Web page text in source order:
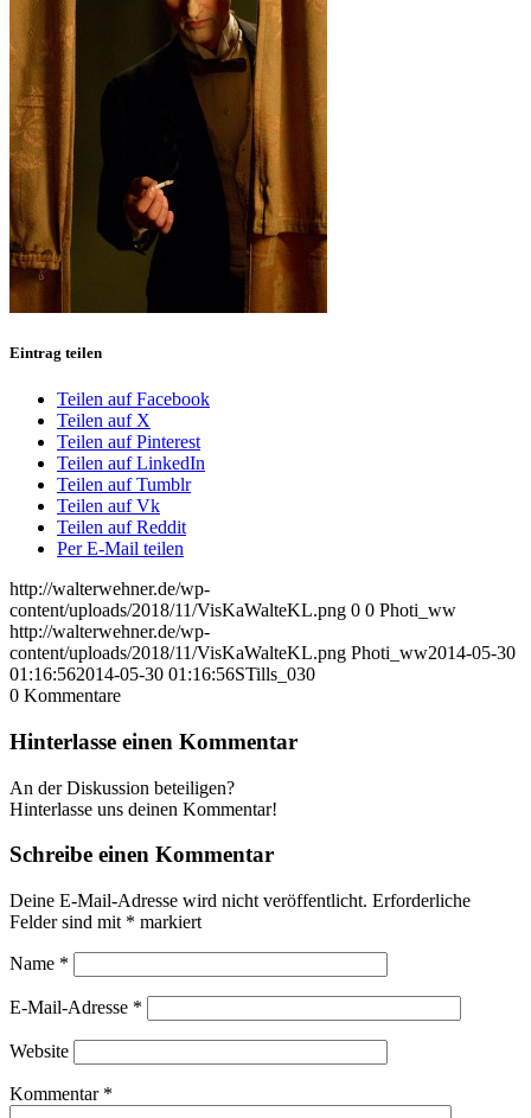
Eintrag teilen
Teilen auf Facebook
Teilen auf X
Teilen auf Pinterest
Teilen auf LinkedIn
Teilen auf Tumblr
Teilen auf Vk
Teilen auf Reddit
Per E-Mail teilen
http://walterwehner.de/wp-
content/uploads/2018/11/VisKaWalteKL.png 0 0 Photi_ww
http://walterwehner.de/wp-
content/uploads/2018/11/VisKaWalteKL.png Photi_ww2014-05-30
01:16:562014-05-30 01:16:56STills_030
0 Kommentare
Hinterlasse einen Kommentar
An der Diskussion beteiligen?
Hinterlasse uns deinen Kommentar!
Schreibe einen Kommentar
Deine E-Mail-Adresse wird nicht veröffentlicht. Erforderliche
Felder sind mit * markiert
Name *
E-Mail-Adresse *
Website
Kommentar *